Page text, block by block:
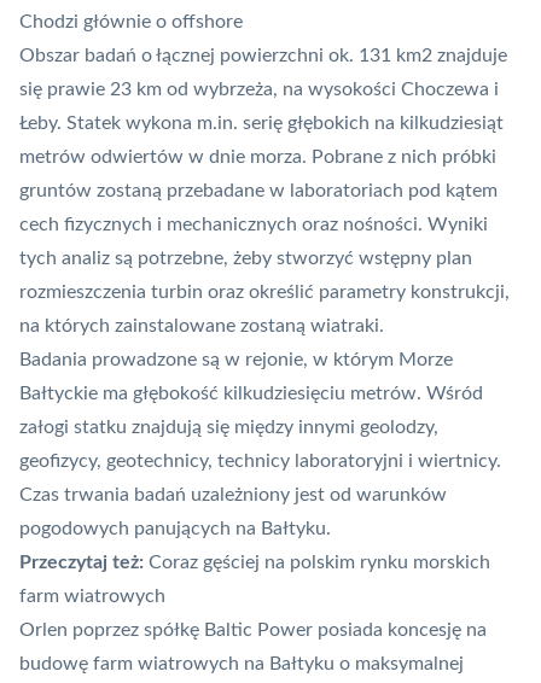
Chodzi głównie o offshore
Obszar badań o łącznej powierzchni ok. 131 km2 znajduje
się prawie 23 km od wybrzeża, na wysokości Choczewa i
Łeby. Statek wykona m.in. serię głębokich na kilkudziesiąt
metrów odwiertów w dnie morza. Pobrane z nich próbki
gruntów zostaną przebadane w laboratoriach pod kątem
cech fizycznych i mechanicznych oraz nośności. Wyniki
tych analiz są potrzebne, żeby stworzyć wstępny plan
rozmieszczenia turbin oraz określić parametry konstrukcji,
na których zainstalowane zostaną wiatraki.
Badania prowadzone są w rejonie, w którym Morze
Bałtyckie ma głębokość kilkudziesięciu metrów. Wśród
załogi statku znajdują się między innymi geolodzy,
geofizycy, geotechnicy, technicy laboratoryjni i wiertnicy.
Czas trwania badań uzależniony jest od warunków
pogodowych panujących na Bałtyku.
Przeczytaj też: Coraz gęściej na polskim rynku morskich
farm wiatrowych
Orlen poprzez spółkę Baltic Power posiada koncesję na
budowę farm wiatrowych na Bałtyku o maksymalnej